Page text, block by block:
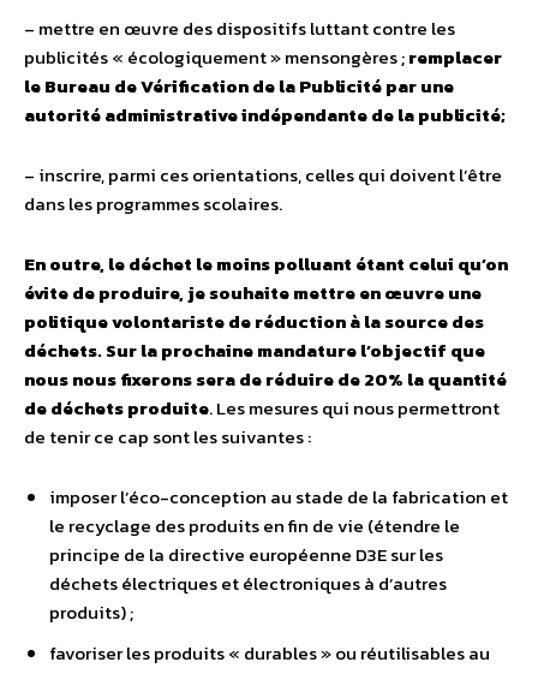
– mettre en œuvre des dispositifs luttant contre les
publicités « écologiquement » mensongères ;remplacer
le Bureau de Vérification de la Publicité par une
autorité administrative indépendante de la publicité;
– inscrire, parmi ces orientations, celles qui doivent l’être
dans les programmes scolaires.
En outre, le déchet le moins polluant étant celui qu’on
évite de produire, je souhaite mettre en œuvre une
politique volontariste de réduction à la source des
déchets. Sur la prochaine mandature l’objectif que
nous nous fixerons sera de réduire de 20% la quantité
de déchets produite. Les mesures qui nous permettront
de tenir ce cap sont les suivantes :
imposer l’éco-conception au stade de la fabrication et
le recyclage des produits en fin de vie (étendre le
principe de la directive européenne D3E sur les
déchets électriques et électroniques à d’autres
produits) ;
favoriser les produits « durables » ou réutilisables au